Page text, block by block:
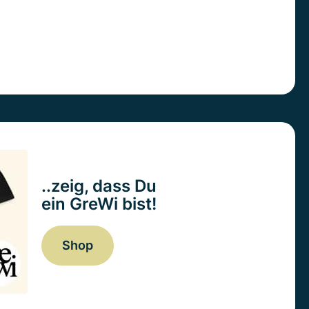
..zeig, dass Du
ein GreWi bist!
Shop